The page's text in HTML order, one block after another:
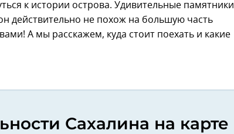
к истории острова. Удивительные памятники
действительно не похож на большую часть
А мы расскажем, куда стоит поехать и какие
Сахалина на карте